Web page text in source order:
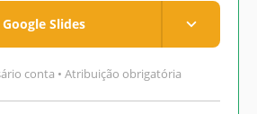
Slides
conta • Atribuição obrigatória